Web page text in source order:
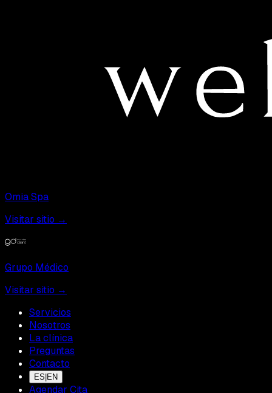
Omia Spa
Visitar sitio →
Grupo Médico
Visitar sitio →
Servicios
Nosotros
La clínica
Preguntas
Contacto
ES|EN
Agendar Cita